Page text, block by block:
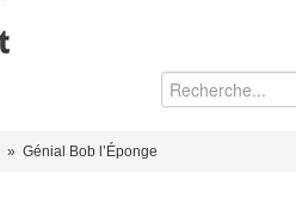
» Génial Bob l’Éponge